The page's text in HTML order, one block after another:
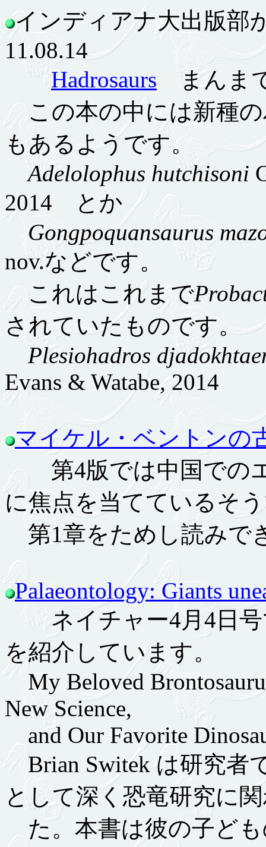
インディアナ大出版
11.08.14
Hadrosaurs まんま
この本の中には新種の
もあるようです。
Adelolophus hutchisoni
2014 とか
Gongpoquansaurus
nov.などです。
これはこれまで
されていたものです。
Plesiohadros
Evans & Watabe, 2014
マイケル・ベントンの
第4版では中国でのエ
に焦点を当てているそ
第1章をためし読みで
Palaeontology: Giants
ネイチャー4月4日号
を紹介しています。
My Beloved
New Science,
and Our Favorite
Brian Switek は研究者
として深く恐竜研究に
た。本書は彼の子ど